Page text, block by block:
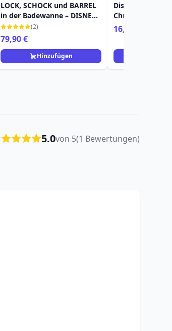
LOCK, SCHOCK und BARREL
in der Badewanne – DISNEY
TRADITIONS
(2)
79,90 €
Hinzufügen
Disney
Christmas – Ich
zum Tod –
16,90 €
5.0von 5(1 Bewertungen)